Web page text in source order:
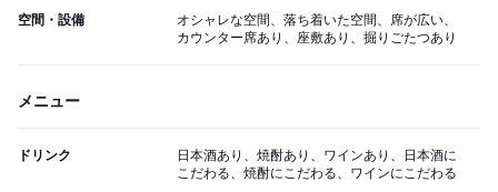
空間・設備
オシャレな空間、落ち着いた空間、席が広い、
カウンター席あり、座敷あり、掘りごたつあり
メニュー
ドリンク
日本酒あり、焼酎あり、ワインあり、日本酒に
こだわる、焼酎にこだわる、ワインにこだわる